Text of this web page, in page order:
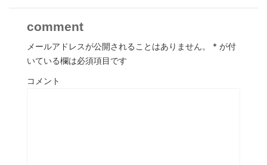
comment
メールアドレスが公開されることはありません。 * が付
いている欄は必須項目です
コメント